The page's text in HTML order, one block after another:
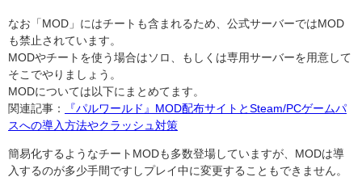
なお「MOD」にはチートも含まれるため、公式サーバーではMOD
も禁止されています。
MODやチートを使う場合はソロ、もしくは専用サーバーを用意して
そこでやりましょう。
MODについては以下にまとめてます。
関連記事：
『パルワールド』MOD配布サイトとSteam/PCゲームパ
スへの導入方法やクラッシュ対策
簡易化するようなチートMODも多数登場していますが、MODは導
入するのが多少手間ですしプレイ中に変更することもできません。